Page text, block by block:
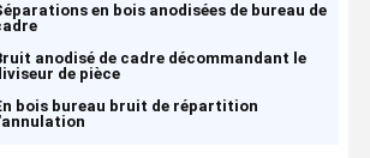
en bois anodisées de bureau de
anodisé de cadre décommandant le
de pièce
bois bureau bruit de répartition
l'annulation